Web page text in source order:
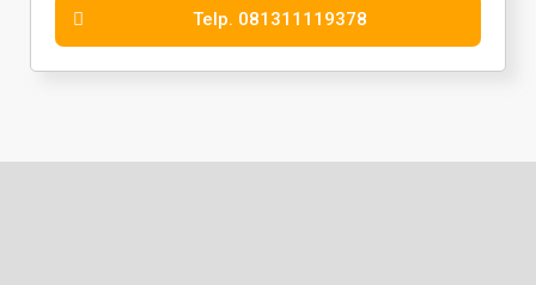
Telp. 081311119378